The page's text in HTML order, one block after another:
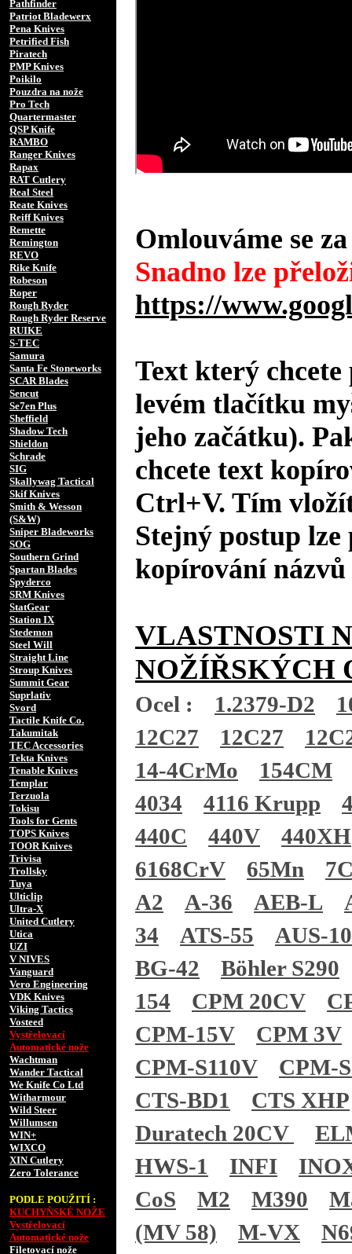
Pathfinder
Patriot Bladewerx
Pena Knives
Petrified Fish
Piratech
PMP Knives
Poikilo
Pouzdra na nože
Pro Tech
Quartermaster
QSP Knife
RAMBO
Ranger Knives
Rapax
RAT Cutlery
Real Steel
Reate Knives
Reiff Knives
Remette
Remington
REVO
Rike Knife
Robeson
Roper
Rough Ryder
Rough Ryder Reserve
RUIKE
S-TEC
Samura
Santa Fe Stoneworks
SCAR Blades
Sencut
Se7en Plus
Sheffield
Shadow Tech
Shieldon
Schrade
SIG
Skallywag Tactical
Skif Knives
Smith & Wesson
(S&W)
Sniper Bladeworks
SOG
Southern Grind
Spartan Blades
Spyderco
SRM Knives
StatGear
Station IX
Stedemon
Steel Will
Straight Line
Stroup Knives
Summit Gear
Suprlativ
Svord
Tactile Knife Co.
Takumitak
TEC Accessories
Tekta Knives
Tenable Knives
Templar
Terzuola
Tokisu
Tools for Gents
TOPS Knives
TOOR Knives
Trivisa
Trollsky
Tuya
Ulticlip
Ultra-X
United Cutlery
Utica
UZI
V NIVES
Vanguard
Vero Engineering
VDK Knives
Viking Tactics
Vosteed
Vystřelovací
Automatické nože
Wachtman
Wander Tactical
We Knife Co Ltd
Witharmour
Wild Steer
Willumsen
WIN+
WIXCO
XIN Cutlery
Zero Tolerance
PODLE POUŽITÍ :
KUCHYŇSKÉ NOŽE
Vystřelovací
Automatické nože
Filetovací nože
Omlouváme se
Snadno lze
https://
Text který
levém tlačítku
jeho začátku).
chcete text
Ctrl+V. Tím
Stejný postup
kopírování
VLASTNOSTI
NOŽÍŘSKÝCH
Ocel : 1.2379-D2
12C27
12C27
14-4CrMo
154CM
4034
4116 Krupp
440C
440V
440XH
6168CrV
65Mn
A2
A-36 AEB-L
34
ATS-55
AUS-
BG-42
Böhler S290
154
CPM 20CV
CPM-15V
CPM 3V
CPM-S110V
CPM-
CTS-BD1
CTS XHP
Duratech 20CV
HWS-1
INFI
CoS
M2 M390
(MV 58)
M-VX